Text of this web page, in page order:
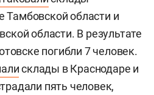
Тамбовской области и
области. В результате
погибли 7 человек.
склады в Краснодаре и
пять человек,